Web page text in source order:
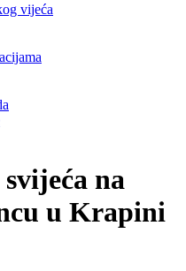
vijeća
na
u Krapini